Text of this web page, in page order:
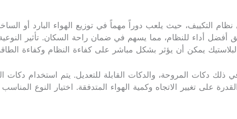
نظام التكييف، حيث يلعب دوراً مهماً في توزيع الهواء البارد أو
أداء للنظام، مما يسهم في ضمان راحة السكان. تأثير
البلاستيك يمكن أن يؤثر بشكل مباشر على كفاءة النظام وكفاءة
ذلك دكات المروحة، والدكات القابلة للتعديل. يتم استخدام دكات
القدرة على تغيير الاتجاه وكمية الهواء المتدفقة. اختيار النوع